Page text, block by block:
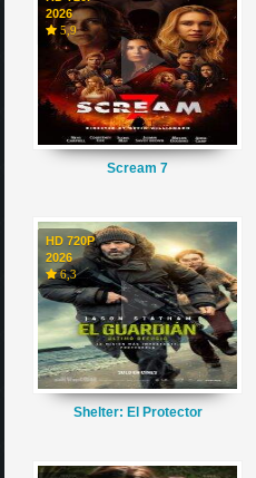
2026
5,9
Scream 7
HD 720P
2026
6,3
Shelter: El Protector